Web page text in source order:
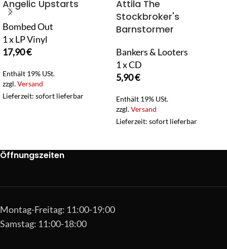
Angelic Upstarts
Bombed Out
1 x LP Vinyl
17,90€
Enthält 19% USt.
zzgl.Versand
Lieferzeit: sofort lieferbar
Attila The
Stockbroker's
Barnstormer
Bankers & Looters
1 x CD
5,90€
Enthält 19% USt.
zzgl.Versand
Lieferzeit: sofort lieferbar
Öffnungszeiten
Montag-Freitag: 11:00-19:00
Samstag: 11:00-18:00